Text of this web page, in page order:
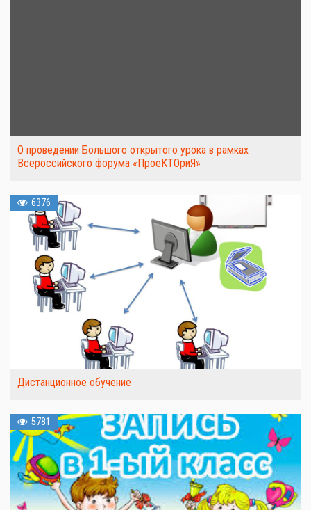
О проведении Большого открытого урока в рамках
Всероссийского форума «ПроеКТОриЯ»
6376
Дистанционное обучение
5781